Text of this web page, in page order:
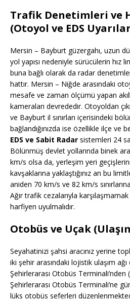
Trafik Denetimleri ve
(Otoyol ve EDS
Mersin – Bayburt güzergahı, uzun
yol yapısı nedeniyle sürücülerin hız
buna bağlı olarak da radar
hattır. Mersin – Niğde arasındaki
mesafe ve zaman ölçümü yapan
kameraları devrededir. Otoyoldan
ve Bayburt il sınırları içerisindeki
bağlandığınızda ise özellikle ilçe ve
EDS ve Sabit Radar sistemleri 24
Bölünmüş devlet yollarında binek
km/s olsa da, yerleşim yeri
kavşaklarına yaklaştığınız an bu
aniden 70 km/s ve 82 km/s
Ağır trafik cezalarıyla karşılaşmamak
harfiyen uyulmalıdır.
Otobüs ve Uçak
Seyahatinizi şahsi aracınız yerine
iki şehir arasındaki lojistik ulaşım
Şehirlerarası Otobüs
Şehirlerarası Otobüs Terminali’ne
lüks otobüs seferleri